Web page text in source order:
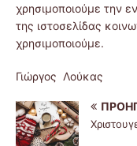
χρησιμοποιούμε την
της ιστοσελίδας
χρησιμοποιούμε.
Γιώργος Λούκας